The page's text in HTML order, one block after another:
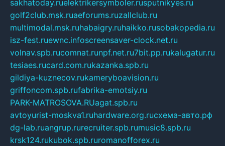
sakhatoday.ruelektrikersymboler.rusputnikyes.ru
golf2club.msk.ruaeforums.ruzallclub.ru
multimodal.msk.ruhabaigry.ruhaikko.rusobakopedia.ru
isz-fest.ruewnc.infoscreensaver-clock.net.ru
volnav.spb.rucomnat.runpf.net.ru7bit.pp.rukalugatur.ru
tesiaes.rucard.com.rukazanka.spb.ru
gildiya-kuznecov.rukameryboavision.ru
griffoncom.spb.rufabrika-emotsiy.ru
PARK-MATROSOVA.RUagat.spb.ru
avtoyurist-moskva1.ruhardware.org.ruсхема-авто.рф
dg-lab.ruangrup.rurecruiter.spb.rumusic8.spb.ru
krsk124.rukubok.spb.ruromanofforex.ru